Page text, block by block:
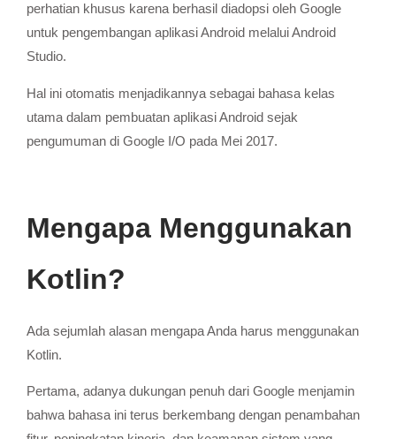
perhatian khusus karena berhasil diadopsi oleh Google
untuk pengembangan aplikasi Android melalui Android
Studio.
Hal ini otomatis menjadikannya sebagai bahasa kelas
utama dalam pembuatan aplikasi Android sejak
pengumuman di Google I/O pada Mei 2017.
Mengapa Menggunakan
Kotlin?
Ada sejumlah alasan mengapa Anda harus menggunakan
Kotlin.
Pertama, adanya dukungan penuh dari Google menjamin
bahwa bahasa ini terus berkembang dengan penambahan